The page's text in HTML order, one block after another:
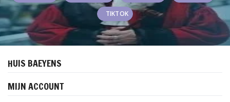
TIKTOK
HUIS BAEYENS
MIJN ACCOUNT